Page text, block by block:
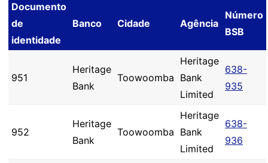
Documento
de
identidade
Banco Cidade Agência
Número
BSB
951
Heritage
Bank
Toowoomba
Heritage
Bank
Limited
638-
935
952
Heritage
Bank
Toowoomba
Heritage
Bank
Limited
638-
936